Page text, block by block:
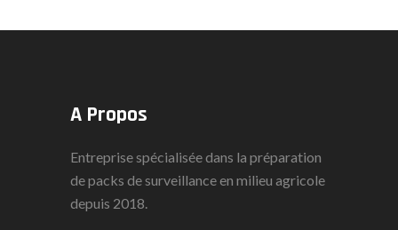
A Propos
Entreprise spécialisée dans la préparation
de packs de surveillance en milieu agricole
depuis 2018.